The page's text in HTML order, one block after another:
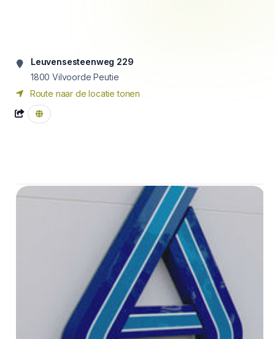
Leuvensesteenweg 229
1800 Vilvoorde Peutie
Route naar de locatie tonen